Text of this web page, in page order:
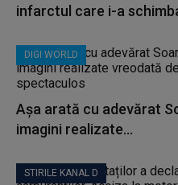
infarctul care i-a
DIGI WORLD
Așa arată cu adevărat
imagini realizate...
STIRILE KANAL D